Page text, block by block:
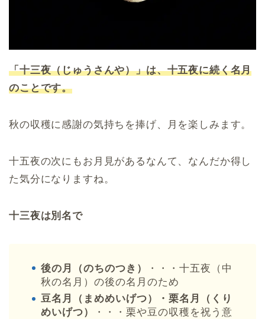
「十三夜（じゅうさんや）」は、十五夜に続く名月
のことです。
秋の収穫に感謝の気持ちを捧げ、月を楽しみます。
十五夜の次にもお月見があるなんて、なんだか得し
た気分になりますね。
十三夜は別名で
後の月（のちのつき）
・・・十五夜（中
秋の名月）の後の名月のため
豆名月（まめめいげつ）・栗名月（くり
めいげつ）
・・・栗や豆の収穫を祝う意